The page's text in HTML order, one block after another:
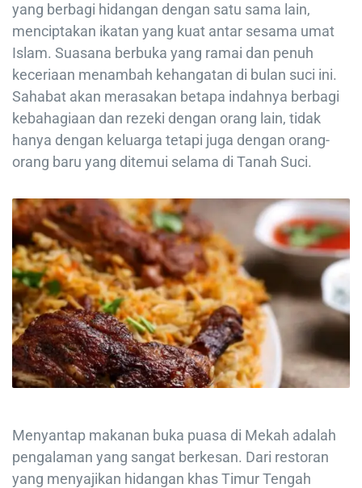
yang berbagi hidangan dengan satu sama lain,
menciptakan ikatan yang kuat antar sesama umat
Islam. Suasana berbuka yang ramai dan penuh
keceriaan menambah kehangatan di bulan suci ini.
Sahabat akan merasakan betapa indahnya berbagi
kebahagiaan dan rezeki dengan orang lain, tidak
hanya dengan keluarga tetapi juga dengan orang-
orang baru yang ditemui selama di Tanah Suci.
Menyantap makanan buka puasa di Mekah adalah
pengalaman yang sangat berkesan. Dari restoran
yang menyajikan hidangan khas Timur Tengah